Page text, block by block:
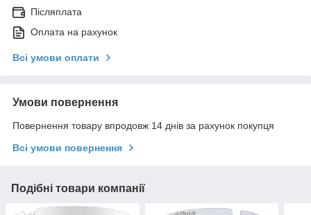
Післяплата
Оплата на рахунок
Всі умови оплати
Умови повернення
Повернення товару впродовж 14 днів за рахунок покупця
Всі умови повернення
Подібні товари компанії